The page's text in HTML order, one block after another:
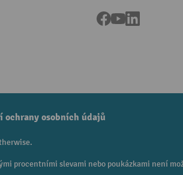
Facebook
YouTube
ochrany osobních údajů
procentními slevami nebo poukázkami není